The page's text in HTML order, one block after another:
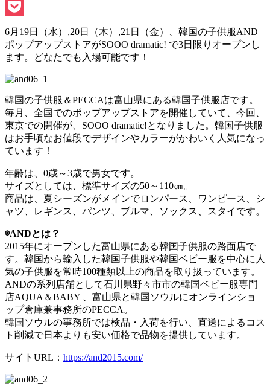
Line
Pocket
6月19日（水）,20日（木）,21日（金）、韓国の子供服AND
ポップアップストアがSOOO dramatic! で3日限りオープンし
ます。どなたでも入場可能です！
韓国の子供服＆PECCAは富山県にある韓国子供服店です。
毎月、全国でのポップアップストアを開催していて、今回、
東京での開催が、SOOO dramatic!となりました。韓国子供服
はお手頃なお値段でデザインやカラーがかわいく人気になっ
ています！
年齢は、0歳～3歳で男女です。
サイズとしては、標準サイズの50～110㎝。
商品は、夏シーズンがメインでロンパース、ワンピース、シ
ャツ、レギンス、パンツ、ブルマ、ソックス、スタイです。
◉ANDとは？
2015年にオープンした富山県にある韓国子供服の路面店で
す。韓国から輸入した韓国子供服や韓国ベビー服を中心に人
気の子供服を常時100種類以上の商品を取り扱っています。
ANDの系列店舗として石川県野々市市の韓国ベビー服専門
店AQUA＆BABY 、富山県と韓国ソウルにオンラインショ
ップ倉庫兼事務所のPECCA。
韓国ソウルの事務所では検品・入荷を行い、直送によるコス
ト削減で日本よりも安い価格で品物を提供しています。
サイトURL： https://and2015.com/